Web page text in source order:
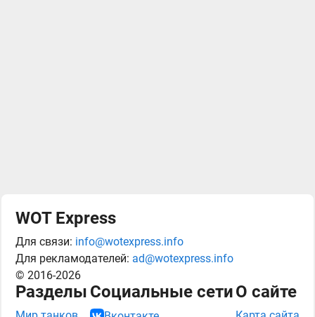
WOT Express
Для связи: info@wotexpress.info
Для рекламодателей: ad@wotexpress.info
© 2016-2026
Разделы Социальные сетиО сайте